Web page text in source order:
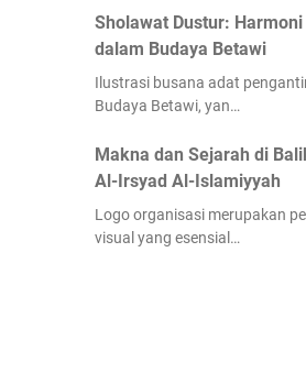
Sholawat Dustur:
dalam Budaya Betawi
Ilustrasi busana adat
Budaya Betawi, yan…
Makna dan Sejarah di
Al-Irsyad Al-Islamiyyah
Logo organisasi merupakan
visual yang esensial…